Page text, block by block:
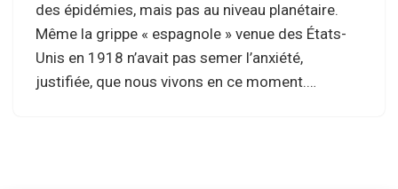
des épidémies, mais pas au niveau planétaire.
Même la grippe « espagnole » venue des États-
Unis en 1918 n’avait pas semer l’anxiété,
justifiée, que nous vivons en ce moment.…